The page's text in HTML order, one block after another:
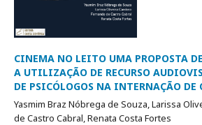
CINEMA NO LEITO UMA PROPOSTA
A UTILIZAÇÃO DE RECURSO
DE PSICÓLOGOS NA INTERNAÇÃO DE
Yasmim Braz Nóbrega de Souza, Larissa
de Castro Cabral, Renata Costa Fortes